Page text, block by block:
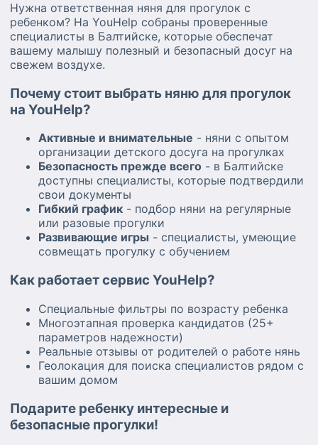
Нужна ответственная няня для прогулок с
ребенком? На YouHelp собраны проверенные
специалисты в Балтийске, которые обеспечат
вашему малышу полезный и безопасный досуг на
свежем воздухе.
Почему стоит выбрать няню для прогулок
на YouHelp?
Активные и внимательные - няни с опытом
организации детского досуга на прогулках
Безопасность прежде всего - в Балтийске
доступны специалисты, которые подтвердили
свои документы
Гибкий график - подбор няни на регулярные
или разовые прогулки
Развивающие игры - специалисты, умеющие
совмещать прогулку с обучением
Как работает сервис YouHelp?
Специальные фильтры по возрасту ребенка
Многоэтапная проверка кандидатов (25+
параметров надежности)
Реальные отзывы от родителей о работе нянь
Геолокация для поиска специалистов рядом с
вашим домом
Подарите ребенку интересные и
безопасные прогулки!